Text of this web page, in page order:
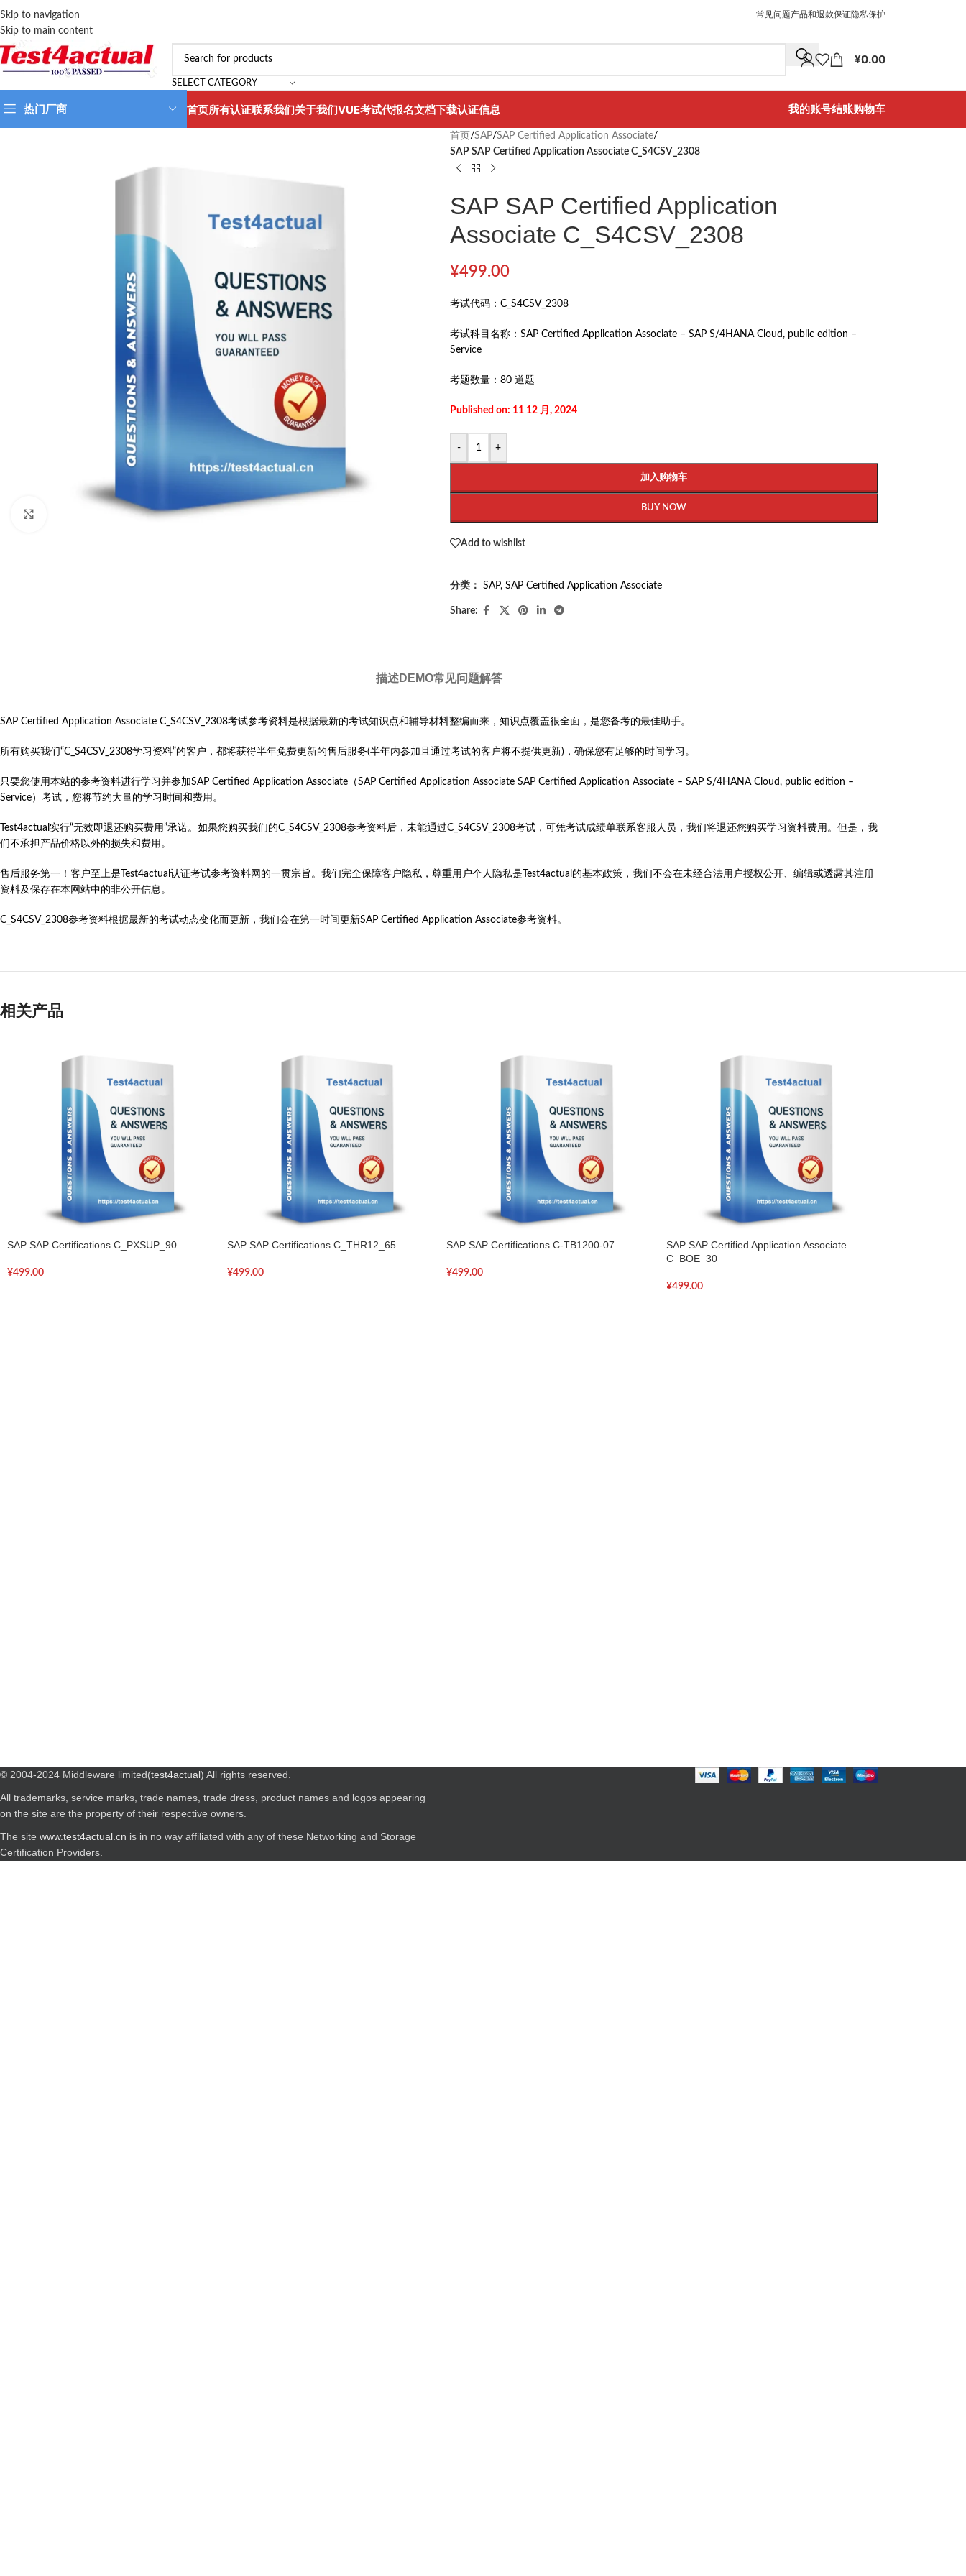
Skip to navigation
Skip to main content
常见问题产品和退款保证隐私保护
SELECT CATEGORY
¥0.00
热门厂商 首页所有认证联系我们关于我们VUE考试代报名文档下载认证信息 我的账号结账购物车
首页 /SAP/SAP Certified Application Associate/
SAP SAP Certified Application Associate C_S4CSV_2308
SAP SAP Certified Application
Associate C_S4CSV_2308
¥499.00
考试代码： C_S4CSV_2308
考试科目名称： SAP Certified Application Associate – SAP S/4HANA Cloud, public edition –
Service
考题数量： 80 道题
Published on: 11 12 月, 2024
- +
加入购物车
BUY NOW
Add to wishlist
分类： SAP, SAP Certified Application Associate
Share:
描述DEMO常见问题解答
SAP Certified Application Associate C_S4CSV_2308考试参考资料是根据最新的考试知识点和辅导材料整编而来，知识点覆盖很全面，是您备考的最佳助手。
所有购买我们“C_S4CSV_2308学习资料”的客户，都将获得半年免费更新的售后服务(半年内参加且通过考试的客户将不提供更新)，确保您有足够的时间学习。
只要您使用本站的参考资料进行学习并参加SAP Certified Application Associate（SAP Certified Application Associate SAP Certified Application Associate – SAP S/4HANA Cloud, public edition –
Service）考试，您将节约大量的学习时间和费用。
Test4actual实行“无效即退还购买费用”承诺。如果您购买我们的C_S4CSV_2308参考资料后，未能通过C_S4CSV_2308考试，可凭考试成绩单联系客服人员，我们将退还您购买学习资料费用。但是，我
们不承担产品价格以外的损失和费用。
售后服务第一！客户至上是Test4actual认证考试参考资料网的一贯宗旨。我们完全保障客户隐私，尊重用户个人隐私是Test4actual的基本政策，我们不会在未经合法用户授权公开、编辑或透露其注册
资料及保存在本网站中的非公开信息。
C_S4CSV_2308参考资料根据最新的考试动态变化而更新，我们会在第一时间更新SAP Certified Application Associate参考资料。
相关产品
SAP SAP Certifications C_PXSUP_90
¥499.00
SAP SAP Certifications C_THR12_65
¥499.00
SAP SAP Certifications C-TB1200-07
¥499.00
SAP SAP Certified Application Associate
C_BOE_30
¥499.00
© 2004-2024 Middleware limited(test4actual) All rights reserved.
All trademarks, service marks, trade names, trade dress, product names and logos appearing
on the site are the property of their respective owners.
The site www.test4actual.cn is in no way affiliated with any of these Networking and Storage
Certification Providers.